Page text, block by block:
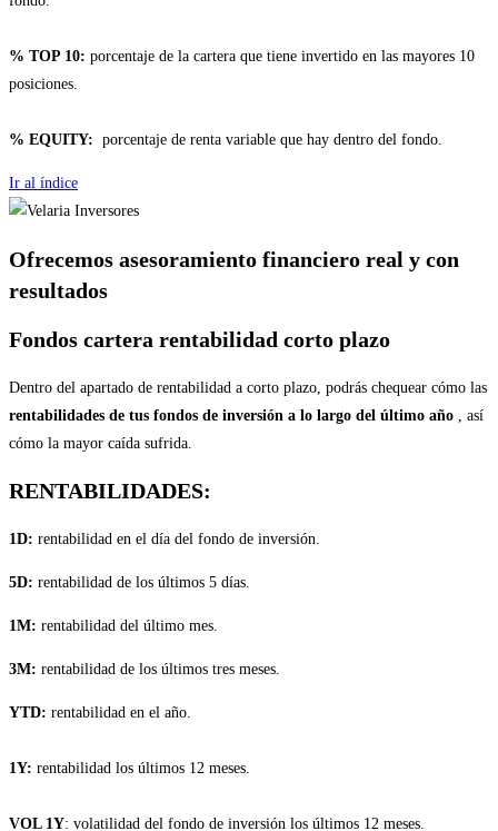
% TOP 10: porcentaje de la cartera que tiene invertido en las mayores 10
posiciones.
% EQUITY: porcentaje de renta variable que hay dentro del fondo.
Ir al índice
Ofrecemos asesoramiento financiero real y con
resultados
Fondos cartera rentabilidad corto plazo
Dentro del apartado de rentabilidad a corto plazo, podrás chequear cómo las
rentabilidades de tus fondos de inversión a lo largo del último año , así
cómo la mayor caída sufrida.
RENTABILIDADES:
1D: rentabilidad en el día del fondo de inversión.
5D: rentabilidad de los últimos 5 días.
1M: rentabilidad del último mes.
3M: rentabilidad de los últimos tres meses.
YTD: rentabilidad en el año.
1Y: rentabilidad los últimos 12 meses.
VOL 1Y: volatilidad del fondo de inversión los últimos 12 meses.